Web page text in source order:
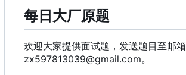
每日大厂原题
欢迎大家提供面试题 ， 发送题目至邮箱
zx597813039@gmail.com。